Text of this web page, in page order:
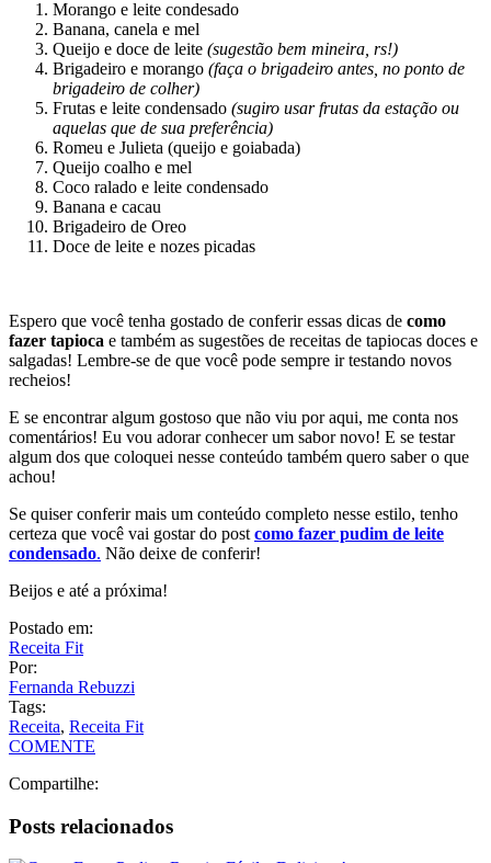
Queijo coalho e mel
Coco ralado e leite condensado
Banana e cacau
Brigadeiro de Oreo
Doce de leite e nozes picadas
Espero que você tenha gostado de conferir essas dicas de
fazer tapioca e também as sugestões de receitas de tapiocas doces e
salgadas! Lembre-se de que você pode sempre ir testando novos
recheios!
E se encontrar algum gostoso que não viu por aqui, me conta nos
achou!
Se quiser conferir mais um conteúdo completo nesse estilo, tenho
certeza que você vai gostar do postcomo fazer pudim de leite
condensado
Beijos e até a próxima!
Postado em:
Receita Fit
Por:
Fernanda Rebuzzi
Tags:
Receita,Receita Fit
COMENTE
Compartilhe:
Posts relacionados
Como Fazer Pudim: Receita Fácil e Deliciosa!
Receita: Escondidinho de Batata Doce